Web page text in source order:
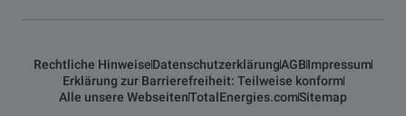
Rechtliche HinweiseDatenschutzerklärungAGBImpressum
Erklärung zur Barrierefreiheit: Teilweise konform
Alle unsere WebseitenTotalEnergies.comSitemap